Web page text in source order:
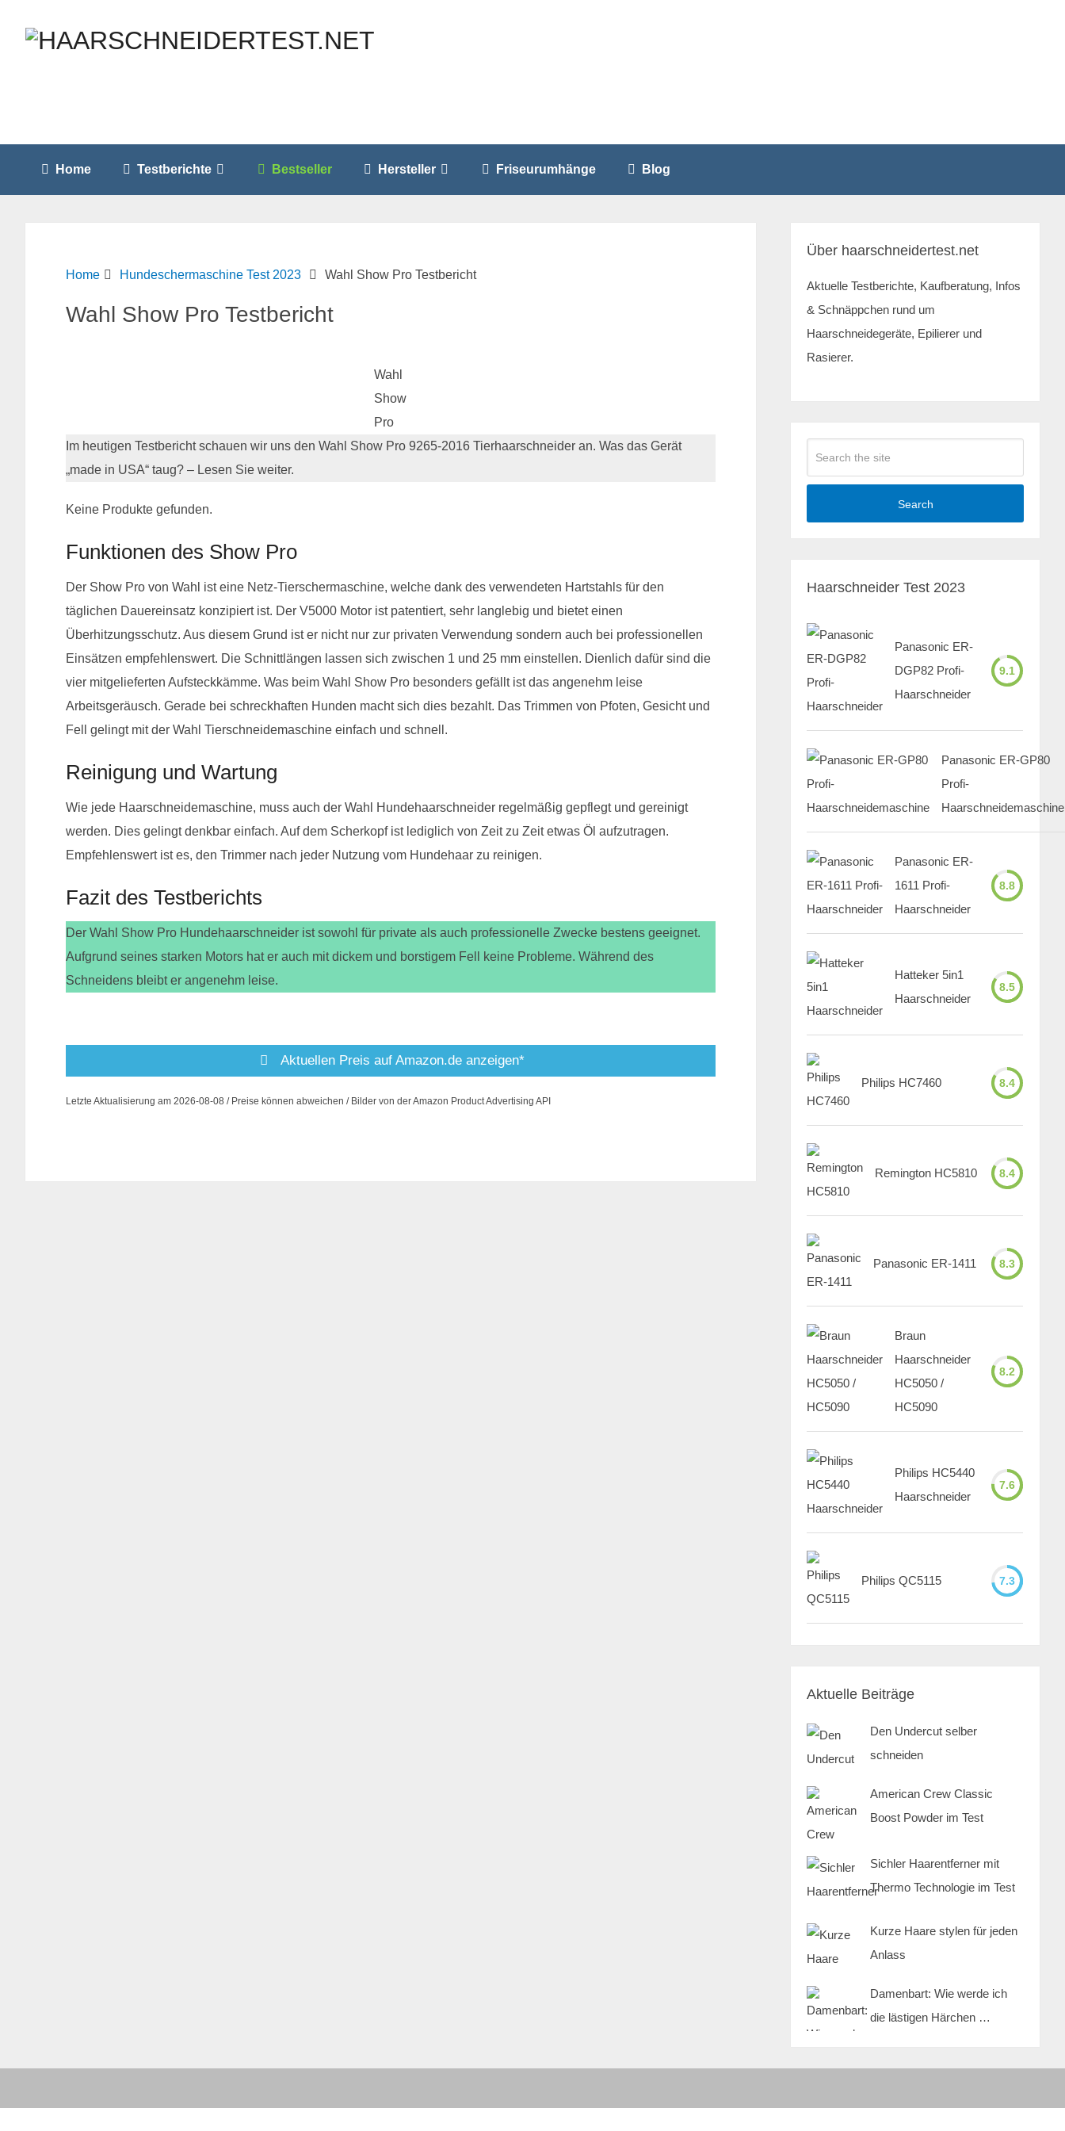
Home Testberichte Bestseller Hersteller Friseurumhänge Blog
Home Hundeschermaschine Test 2023 Wahl Show Pro Testbericht
Wahl Show Pro Testbericht
Wahl
Show
Pro
Im heutigen Testbericht schauen wir uns den Wahl Show Pro 9265-2016 Tierhaarschneider an. Was das Gerät
„made in USA“ taug? – Lesen Sie weiter.
Keine Produkte gefunden.
Funktionen des Show Pro
Der Show Pro von Wahl ist eine Netz-Tierschermaschine, welche dank des verwendeten Hartstahls für den
täglichen Dauereinsatz konzipiert ist. Der V5000 Motor ist patentiert, sehr langlebig und bietet einen
Überhitzungsschutz. Aus diesem Grund ist er nicht nur zur privaten Verwendung sondern auch bei professionellen
Einsätzen empfehlenswert. Die Schnittlängen lassen sich zwischen 1 und 25 mm einstellen. Dienlich dafür sind die
vier mitgelieferten Aufsteckkämme. Was beim Wahl Show Pro besonders gefällt ist das angenehm leise
Arbeitsgeräusch. Gerade bei schreckhaften Hunden macht sich dies bezahlt. Das Trimmen von Pfoten, Gesicht und
Fell gelingt mit der Wahl Tierschneidemaschine einfach und schnell.
Reinigung und Wartung
Wie jede Haarschneidemaschine, muss auch der Wahl Hundehaarschneider regelmäßig gepflegt und gereinigt
werden. Dies gelingt denkbar einfach. Auf dem Scherkopf ist lediglich von Zeit zu Zeit etwas Öl aufzutragen.
Empfehlenswert ist es, den Trimmer nach jeder Nutzung vom Hundehaar zu reinigen.
Fazit des Testberichts
Der Wahl Show Pro Hundehaarschneider ist sowohl für private als auch professionelle Zwecke bestens geeignet.
Aufgrund seines starken Motors hat er auch mit dickem und borstigem Fell keine Probleme. Während des
Schneidens bleibt er angenehm leise.
Aktuellen Preis auf Amazon.de anzeigen*
Letzte Aktualisierung am 2026-08-08 / Preise können abweichen / Bilder von der Amazon Product Advertising API
Über haarschneidertest.net
Aktuelle Testberichte, Kaufberatung, Infos
& Schnäppchen rund um
Haarschneidegeräte, Epilierer und
Rasierer.
Search
Haarschneider Test 2023
Panasonic ER-
DGP82 Profi-
Haarschneider
9.1
Panasonic ER-GP80
Profi-
Haarschneidemaschine
Panasonic ER-
1611 Profi-
Haarschneider
8.8
Hatteker 5in1
Haarschneider
8.5
Philips HC7460 8.4
Remington HC5810 8.4
Panasonic ER-1411 8.3
Braun
Haarschneider
HC5050 /
HC5090
8.2
Philips HC5440
Haarschneider
7.6
Philips QC5115 7.3
Aktuelle Beiträge
Den Undercut selber
schneiden
American Crew Classic
Boost Powder im Test
Sichler Haarentferner mit
Thermo Technologie im Test
Kurze Haare stylen für jeden
Anlass
Damenbart: Wie werde ich
die lästigen Härchen …